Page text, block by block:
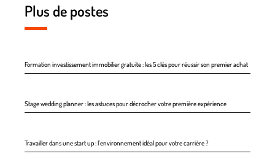
Plus de postes
Formation investissement immobilier gratuite : les 5 clés pour réussir son premier achat
Stage wedding planner : les astuces pour décrocher votre première expérience
Travailler dans une start up : l’environnement idéal pour votre carrière ?